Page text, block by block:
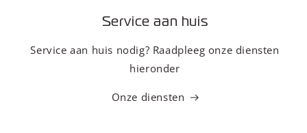
Service aan huis
Service aan huis nodig? Raadpleeg onze diensten
hieronder
Onze diensten